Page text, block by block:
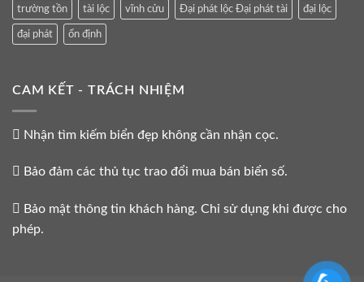
trường tồn tài lộc vĩnh cửu Đại phát lộc Đại phát tài đại lộc
đại phát ổn định
CAM KẾT - TRÁCH NHIỆM
Nhận tìm kiếm biển đẹp không cần nhận cọc.
Bảo đảm các thủ tục trao đổi mua bán biển số.
Bảo mật thông tin khách hàng. Chỉ sử dụng khi được cho
phép.